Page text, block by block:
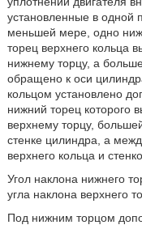
установленные в одной
меньшей мере, одно
торец верхнего кольца
нижнему торцу, а
обращено к оси
кольцом установлено
нижний торец которого
верхнему торцу,
стенке цилиндра, а
верхнего кольца и
Угол наклона нижнего
угла наклона верхнего
Под нижним торцом